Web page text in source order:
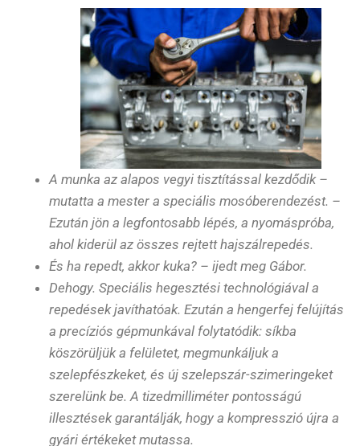
A munka az alapos vegyi tisztítással kezdődik –
mutatta a mester a speciális mosóberendezést. –
Ezután jön a legfontosabb lépés, a nyomáspróba,
ahol kiderül az összes rejtett hajszálrepedés.
És ha repedt, akkor kuka? – ijedt meg Gábor.
Dehogy. Speciális hegesztési technológiával a
repedések javíthatóak. Ezután a hengerfej felújítás
a precíziós gépmunkával folytatódik: síkba
köszörüljük a felületet, megmunkáljuk a
szelepfészkeket, és új szelepszár-szimeringeket
szerelünk be. A tizedmilliméter pontosságú
illesztések garantálják, hogy a kompresszió újra a
gyári értékeket mutassa.